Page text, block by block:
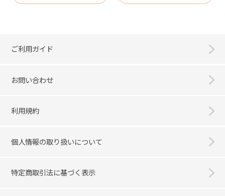
ご利用ガイド
お問い合わせ
利用規約
個人情報の取り扱いについて
特定商取引法に基づく表示